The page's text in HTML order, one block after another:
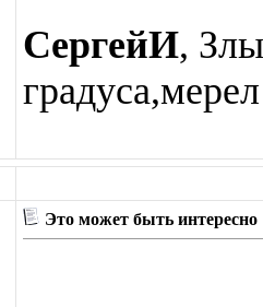
СергейИ,
Это может быть интересно